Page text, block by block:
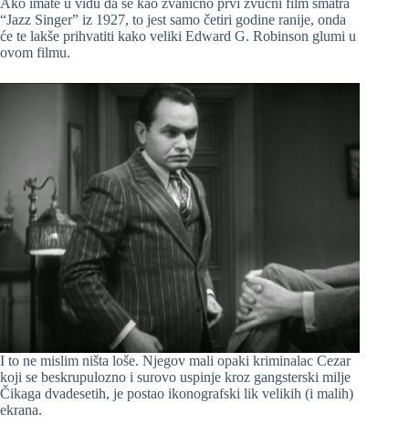
Ako imate u vidu da se kao zvanično prvi zvučni film smatra
“Jazz Singer” iz 1927, to jest samo četiri godine ranije, onda
će te lakše prihvatiti kako veliki Edward G. Robinson glumi u
ovom filmu.
I to ne mislim ništa loše. Njegov mali opaki kriminalac Cezar
koji se beskrupulozno i surovo uspinje kroz gangsterski milje
Čikaga dvadesetih, je postao ikonografski lik velikih (i malih)
ekrana.